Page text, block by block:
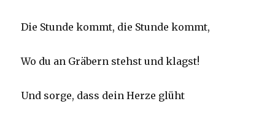
Die Stunde kommt, die Stunde kommt,
Wo du an Gräbern stehst und klagst!
Und sorge, dass dein Herze glüht